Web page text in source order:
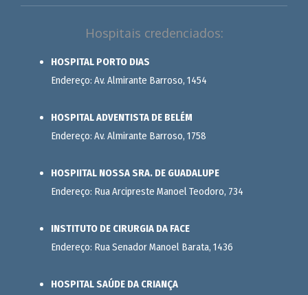
Hospitais credenciados:
HOSPITAL PORTO DIAS
Endereço: Av. Almirante Barroso, 1454
HOSPITAL ADVENTISTA DE BELÉM
Endereço: Av. Almirante Barroso, 1758
HOSPIITAL NOSSA SRA. DE GUADALUPE
Endereço: Rua Arcipreste Manoel Teodoro, 734
INSTITUTO DE CIRURGIA DA FACE
Endereço: Rua Senador Manoel Barata, 1436
HOSPITAL SAÚDE DA CRIANÇA